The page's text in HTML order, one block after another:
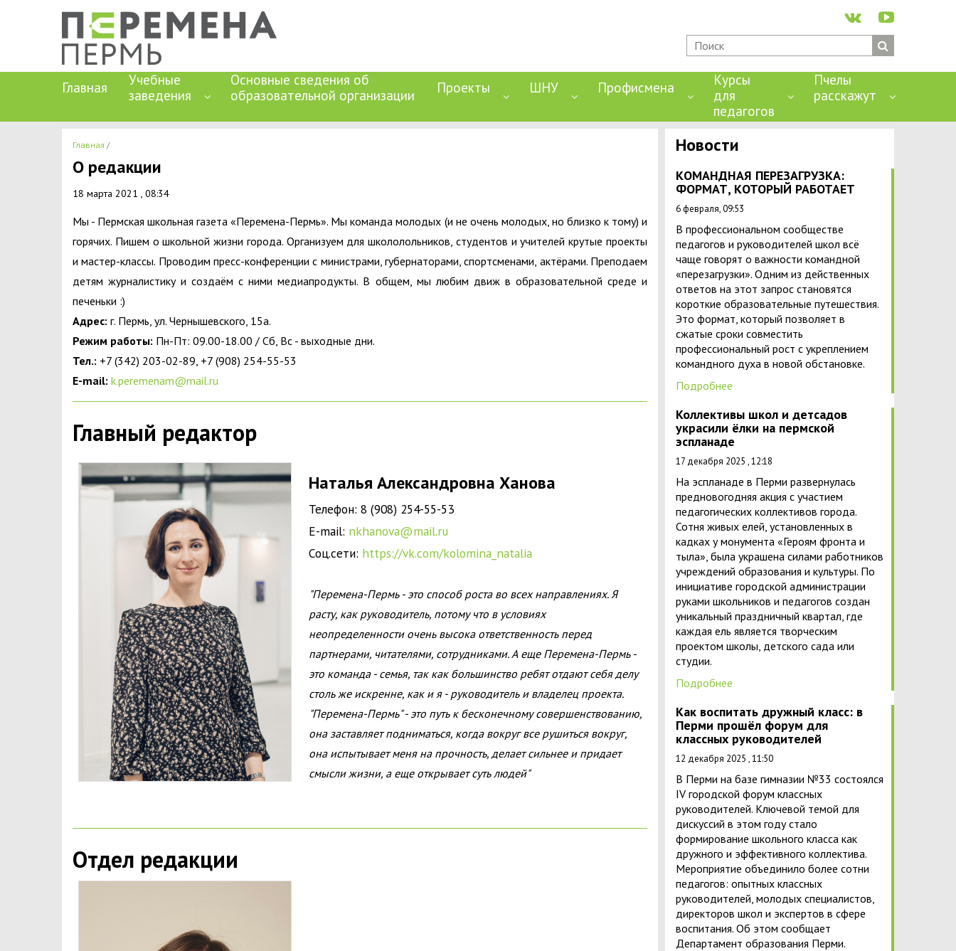
Главная
Учебные
заведения
Основные сведения об
образовательной организации
Проекты ШНУ Профисмена
Курсы
для
педагогов
Пчелы
расскажут
Главная
О редакции
18 марта 2021 , 08:34
Мы - Пермская школьная газета «Перемена-Пермь». Мы команда молодых (и не очень молодых, но близко к тому) и
горячих. Пишем о школьной жизни города. Организуем для школолольников, студентов и учителей крутые проекты
и мастер-классы. Проводим пресс-конференции с министрами, губернаторами, спортсменами, актёрами. Преподаем
детям журналистику и создаём с ними медиапродукты. В общем, мы любим движ в образовательной среде и
печеньки :)
Адрес: г. Пермь, ул. Чернышевского, 15а.
Режим работы: Пн-Пт: 09.00-18.00 / Сб, Вс - выходные дни.
Тел.: +7 (342) 203-02-89, +7 (908) 254-55-53
E-mail: k.peremenam@mail.ru
Главный редактор
Наталья Александровна Ханова
Телефон: 8 (908) 254-55-53
E-mail: nkhanova@mail.ru
Соц.сети: https://vk.com/kolomina_natalia
"Перемена-Пермь - это способ роста во всех направлениях. Я
расту, как руководитель, потому что в условиях
неопределенности очень высока ответственность перед
партнерами, читателями, сотрудниками. А еще Перемена-Пермь -
это команда - семья, так как большинство ребят отдают себя делу
столь же искренне, как и я - руководитель и владелец проекта.
"Перемена-Пермь" - это путь к бесконечному совершенствованию,
она заставляет подниматься, когда вокруг все рушиться вокруг,
она испытывает меня на прочность, делает сильнее и придает
смысли жизни, а еще открывает суть людей"
Отдел редакции
Новости
КОМАНДНАЯ ПЕРЕЗАГРУЗКА:
ФОРМАТ, КОТОРЫЙ РАБОТАЕТ
6 февраля, 09:53
В профессиональном сообществе
педагогов и руководителей школ всё
чаще говорят о важности командной
«перезагрузки». Одним из действенных
ответов на этот запрос становятся
короткие образовательные путешествия.
Это формат, который позволяет в
сжатые сроки совместить
профессиональный рост с укреплением
командного духа в новой обстановке.
Подробнее
Коллективы школ и детсадов
украсили ёлки на пермской
эспланаде
17 декабря 2025 , 12:18
На эспланаде в Перми развернулась
предновогодняя акция с участием
педагогических коллективов города.
Сотня живых елей, установленных в
кадках у монумента «Героям фронта и
тыла», была украшена силами работников
учреждений образования и культуры. По
инициативе городской администрации
руками школьников и педагогов создан
уникальный праздничный квартал, где
каждая ель является творческим
проектом школы, детского сада или
студии.
Подробнее
Как воспитать дружный класс: в
Перми прошёл форум для
классных руководителей
12 декабря 2025 , 11:50
В Перми на базе гимназии №33 состоялся
IV городской форум классных
руководителей. Ключевой темой для
дискуссий в этом году стало
формирование школьного класса как
дружного и эффективного коллектива.
Мероприятие объединило более сотни
педагогов: опытных классных
руководителей, молодых специалистов,
директоров школ и экспертов в сфере
воспитания. Об этом сообщает
Департамент образования Перми.